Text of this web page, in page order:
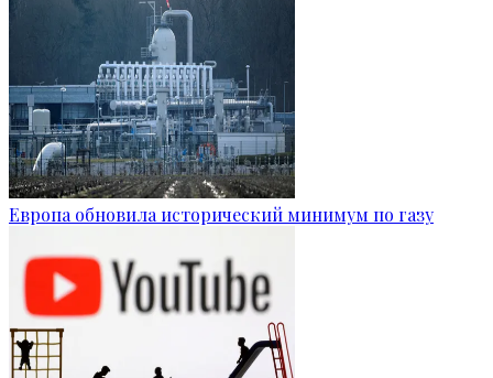
Европа обновила исторический минимум по газу